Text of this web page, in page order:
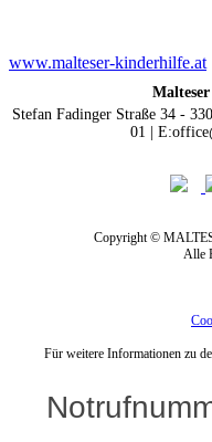
www.malteser-kinderhilfe.at
Stefan Fadinger Straße 34 -
01 |
Copyright ©
Alle
Für weitere Informationen zu